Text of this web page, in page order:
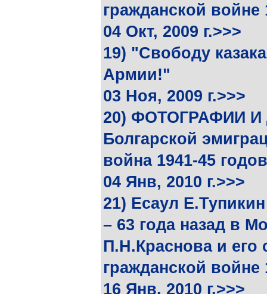
гражданской войне
04 Окт, 2009 г.>>>
19) "Свободу
Армии!"
03 Ноя, 2009 г.>>>
20) ФОТОГРАФИИ И
Болгарской
война 1941-45 годов
04 Янв, 2010 г.>>>
21) Есаул
– 63 года назад в
П.Н.Краснова и его
гражданской войне
16 Янв, 2010 г.>>>